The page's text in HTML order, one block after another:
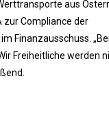
aus
zur Compliance der
Finanzausschuss.
Freiheitliche werden